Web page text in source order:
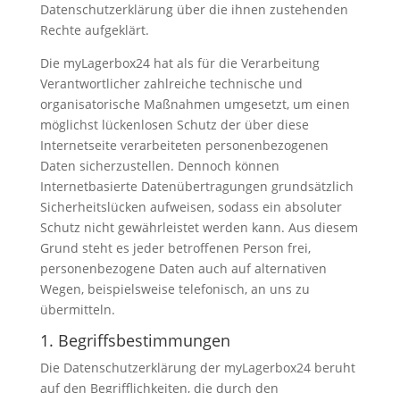
Datenschutzerklärung über die ihnen zustehenden
Rechte aufgeklärt.
Die myLagerbox24 hat als für die Verarbeitung
Verantwortlicher zahlreiche technische und
organisatorische Maßnahmen umgesetzt, um einen
möglichst lückenlosen Schutz der über diese
Internetseite verarbeiteten personenbezogenen
Daten sicherzustellen. Dennoch können
Internetbasierte Datenübertragungen grundsätzlich
Sicherheitslücken aufweisen, sodass ein absoluter
Schutz nicht gewährleistet werden kann. Aus diesem
Grund steht es jeder betroffenen Person frei,
personenbezogene Daten auch auf alternativen
Wegen, beispielsweise telefonisch, an uns zu
übermitteln.
1. Begriffsbestimmungen
Die Datenschutzerklärung der myLagerbox24 beruht
auf den Begrifflichkeiten, die durch den